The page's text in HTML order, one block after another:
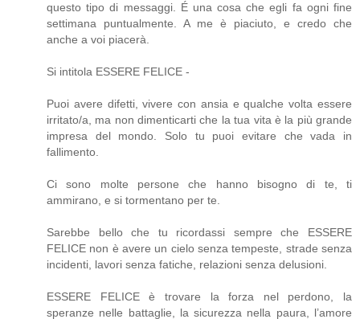
questo tipo di messaggi. É una cosa che egli fa ogni fine
settimana puntualmente. A me è piaciuto, e credo che
anche a voi piacerà.
Si intitola ESSERE FELICE -
Puoi avere difetti, vivere con ansia e qualche volta essere
irritato/a, ma non dimenticarti che la tua vita è la più grande
impresa del mondo. Solo tu puoi evitare che vada in
fallimento.
Ci sono molte persone che hanno bisogno di te, ti
ammirano, e si tormentano per te.
Sarebbe bello che tu ricordassi sempre che ESSERE
FELICE non è avere un cielo senza tempeste, strade senza
incidenti, lavori senza fatiche, relazioni senza delusioni.
ESSERE FELICE è trovare la forza nel perdono, la
speranze nelle battaglie, la sicurezza nella paura, l’amore